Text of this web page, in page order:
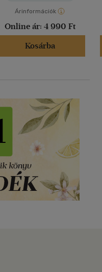
Árinformációk
Online ár: 4 990 Ft
Kosárba